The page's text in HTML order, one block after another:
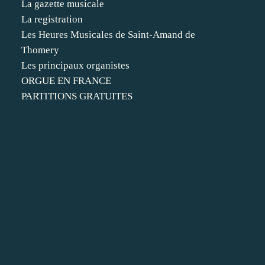
La gazette musicale
La registration
Les Heures Musicales de Saint-Amand de
Thomery
Les principaux organistes
ORGUE EN FRANCE
PARTITIONS GRATUITES